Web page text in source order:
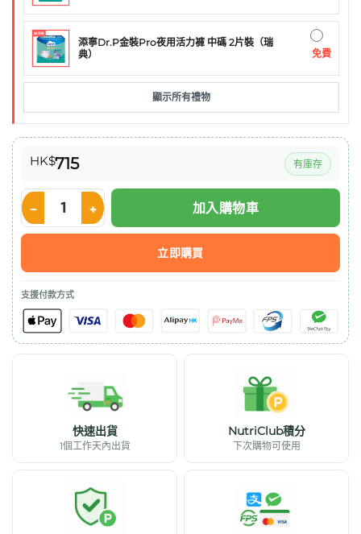
添寧Dr.P金裝Pro夜用活力褲 中碼 2片裝（瑞
典）
免費
顯示所有禮物
HK$715 有庫存
Nestle Resource 2.0 力源素 200ml x24 數量
加入購物車
立即購買
支援付款方式
快速出貨
1個工作天內出貨
NutriClub積分
下次購物可使用